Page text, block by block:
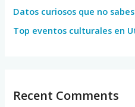
Datos curiosos que no
Top eventos culturales en
Recent Comments